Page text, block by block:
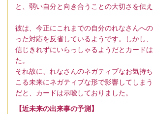
と、弱い自分と向き合うことの大切さを伝え
彼は、今正にこれまでの自分のれなさんへ
った対応を反省しているようです。しかし
信じきれずにいらっしゃるようだとカード
た。
それ故に、れなさんのネガティブなお気持
こる未来にネガティブな形で影響してしま
だと、カードは示唆しておりました。
【近未来の出来事の予測】